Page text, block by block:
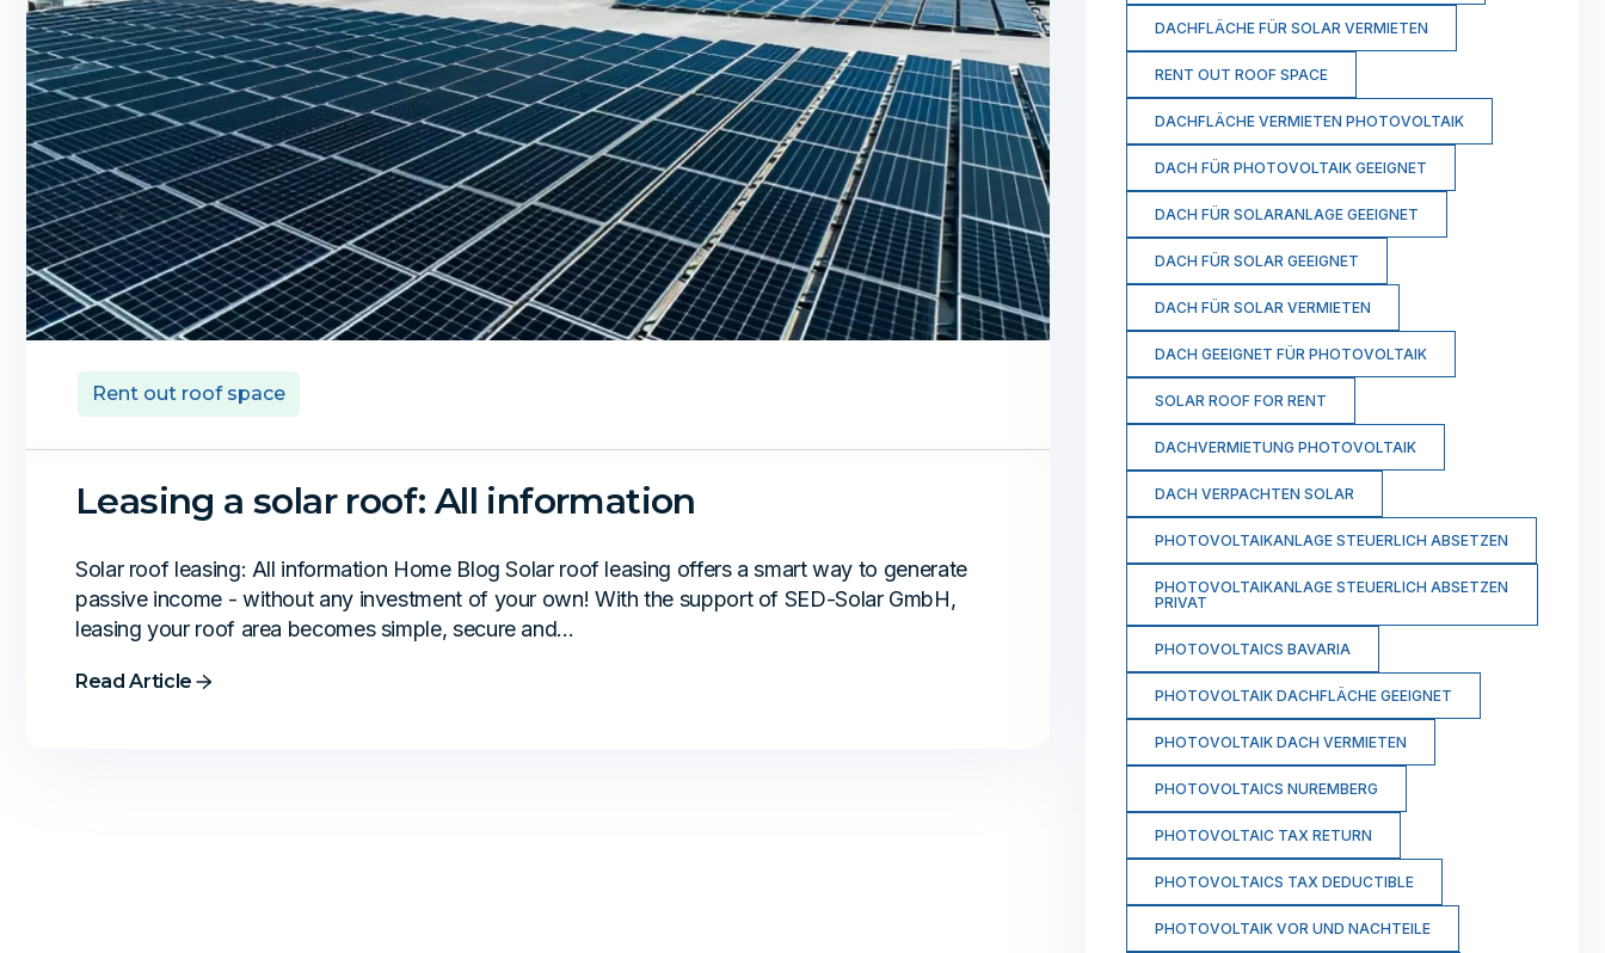
Rent out roof space
Leasing a solar roof: All information
Solar roof leasing: All information Home Blog Solar roof leasing offers a smart way to generate
passive income - without any investment of your own! With the support of SED-Solar GmbH,
leasing your roof area becomes simple, secure and...
Read Article
DACHFLÄCHE FÜR SOLAR VERMIETEN
RENT OUT ROOF SPACE
DACHFLÄCHE VERMIETEN PHOTOVOLTAIK
DACH FÜR PHOTOVOLTAIK GEEIGNET
DACH FÜR SOLARANLAGE GEEIGNET
DACH FÜR SOLAR GEEIGNET
DACH FÜR SOLAR VERMIETEN
DACH GEEIGNET FÜR PHOTOVOLTAIK
SOLAR ROOF FOR RENT
DACHVERMIETUNG PHOTOVOLTAIK
DACH VERPACHTEN SOLAR
PHOTOVOLTAIKANLAGE STEUERLICH ABSETZEN
PHOTOVOLTAIKANLAGE STEUERLICH ABSETZEN
PRIVAT
PHOTOVOLTAICS BAVARIA
PHOTOVOLTAIK DACHFLÄCHE GEEIGNET
PHOTOVOLTAIK DACH VERMIETEN
PHOTOVOLTAICS NUREMBERG
PHOTOVOLTAIC TAX RETURN
PHOTOVOLTAICS TAX DEDUCTIBLE
PHOTOVOLTAIK VOR UND NACHTEILE